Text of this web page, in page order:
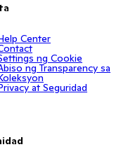
Center
ng Cookie
ng Transparency sa
at Seguridad